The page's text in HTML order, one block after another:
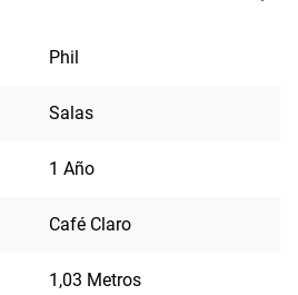
Phil
Salas
1 Año
Café Claro
1,03 Metros